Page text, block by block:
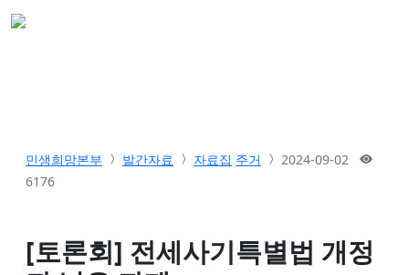
민생희망본부 발간자료 자료집 주거
2024-09-02
6176
[토론회] 전세사기특별법 개정